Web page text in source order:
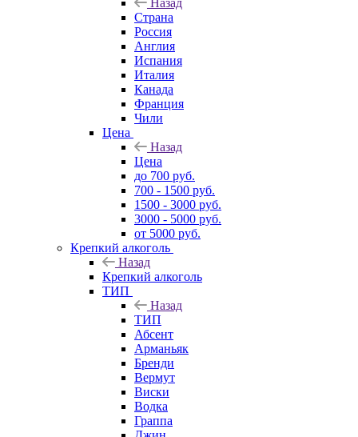
Назад
Страна
Россия
Англия
Испания
Италия
Канада
Франция
Чили
Цена
Назад
Цена
до 700 руб.
700 - 1500 руб.
1500 - 3000 руб.
3000 - 5000 руб.
от 5000 руб.
Крепкий алкоголь
Назад
Крепкий алкоголь
ТИП
Назад
ТИП
Абсент
Арманьяк
Бренди
Вермут
Виски
Водка
Граппа